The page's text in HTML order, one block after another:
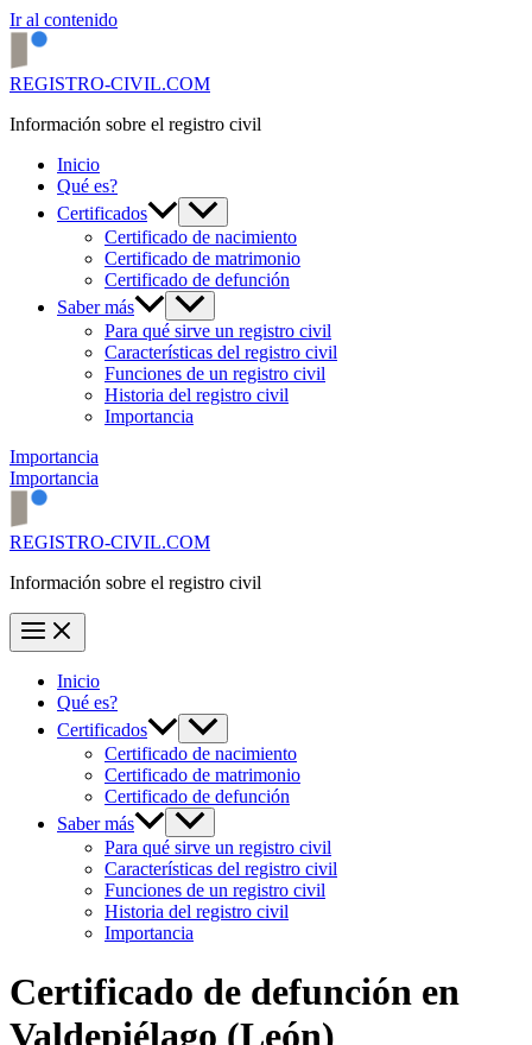
Ir al contenido
REGISTRO-CIVIL.COM
Información sobre el registro civil
Inicio
Qué es?
Certificados
Certificado de nacimiento
Certificado de matrimonio
Certificado de defunción
Saber más
Para qué sirve un registro civil
Características del registro civil
Funciones de un registro civil
Historia del registro civil
Importancia
Importancia
Importancia
REGISTRO-CIVIL.COM
Información sobre el registro civil
Inicio
Qué es?
Certificados
Certificado de nacimiento
Certificado de matrimonio
Certificado de defunción
Saber más
Para qué sirve un registro civil
Características del registro civil
Funciones de un registro civil
Historia del registro civil
Importancia
Certificado de defunción en
Valdepiélago (León)